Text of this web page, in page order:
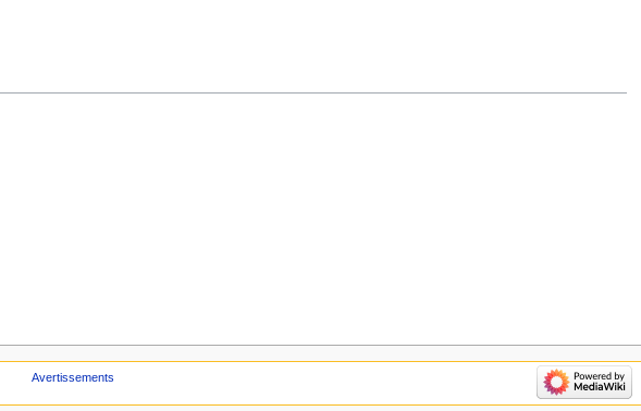
Avertissements